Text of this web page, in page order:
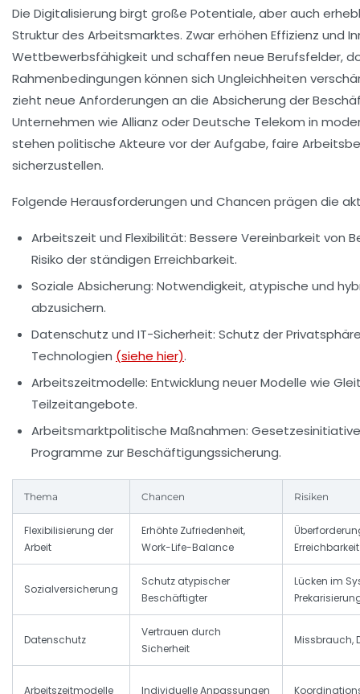
Die Digitalisierung birgt große Potentiale, aber auch
Struktur des Arbeitsmarktes. Zwar erhöhen Effizienz und
Wettbewerbsfähigkeit und schaffen neue Berufsfelder,
Rahmenbedingungen können sich Ungleichheiten
zieht neue Anforderungen an die Absicherung der
Unternehmen wie Allianz oder Deutsche Telekom in
stehen politische Akteure vor der Aufgabe, faire
sicherzustellen.
Folgende Herausforderungen und Chancen prägen die
Arbeitszeit und Flexibilität: Bessere Vereinbarkeit von
Risiko der ständigen Erreichbarkeit.
Soziale Absicherung: Notwendigkeit, atypische und
abzusichern.
Datenschutz und IT-Sicherheit: Schutz der
Technologien (siehe hier).
Arbeitszeitmodelle: Entwicklung neuer Modelle wie
Teilzeitangebote.
Arbeitsmarktpolitische Maßnahmen:
Programme zur Beschäftigungssicherung.
Thema Chancen Risiken
Flexibilisierung der
Arbeit
Erhöhte Zufriedenheit,
Work-Life-Balance
Erreichbarkeit
Sozialversicherung
Schutz atypischer
Beschäftigter
Lücken im
Datenschutz
Vertrauen durch
Sicherheit
Missbrauch,
Arbeitszeitmodelle Individuelle Anpassungen